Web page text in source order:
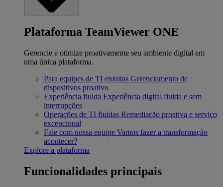
Plataforma TeamViewer ONE
Gerencie e otimize proativamente seu ambiente digital em
uma única plataforma.
Para equipes de TI enxutas Gerenciamento de
dispositivos proativo
Experiência fluida Experiência digital fluida e sem
interrupções
Operações de TI fluidas Remediação proativa e serviço
excepcional
Fale com nossa equipe Vamos fazer a transformação
acontecer?
Explore a plataforma
Funcionalidades principais